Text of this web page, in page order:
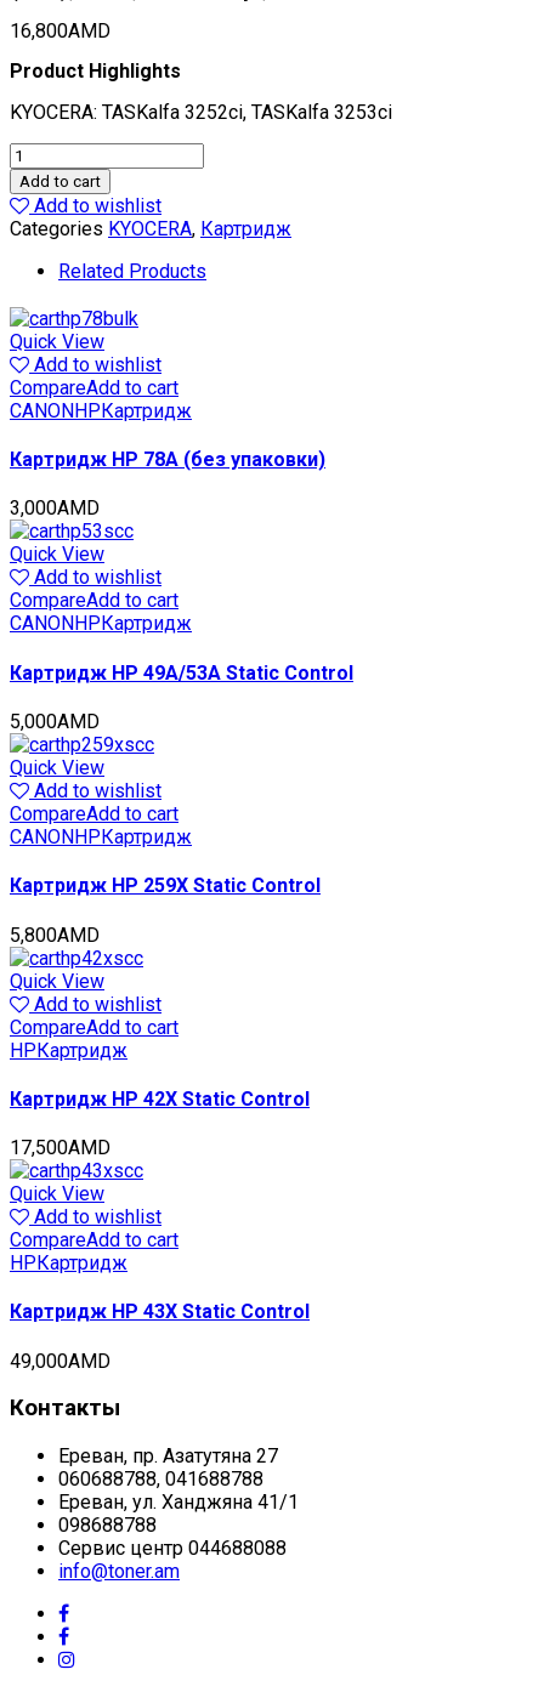
16,800AMD
Product Highlights
KYOCERA: TASKalfa 3252ci, TASKalfa 3253ci
Тонер-
картридж
(PK210)
TK-
8335C
для
TASKalfa
3252ci/3253ci
(CET)
Cyan,
(EUR),
15000
стр.,
CET141426
quantity
Add to cart
Add to wishlist
Categories KYOCERA, Картридж
Related Products
Quick View
Add to wishlist
CompareAdd to cart
CANONHPКартридж
Картридж HP 78A (без упаковки)
3,000AMD
Quick View
Add to wishlist
CompareAdd to cart
CANON HP Картридж
Картридж HP 49A/53A Static Control
5,000AMD
Quick View
Add to wishlist
CompareAdd to cart
CANONHPКартридж
Картридж HP 259X Static Control
5,800AMD
Quick View
Add to wishlist
CompareAdd to cart
HPКартридж
Картридж HP 42X Static Control
17,500AMD
Quick View
Add to wishlist
CompareAdd to cart
HPКартридж
Картридж HP 43X Static Control
49,000AMD
Контакты
Ереван, пр. Азатутяна 27
060688788, 041688788
Ереван, ул. Ханджяна 41/1
098688788
Сервис центр 044688088
info@toner.am